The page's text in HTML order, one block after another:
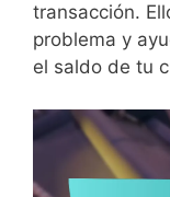
transacción.
problema y
el saldo de tu